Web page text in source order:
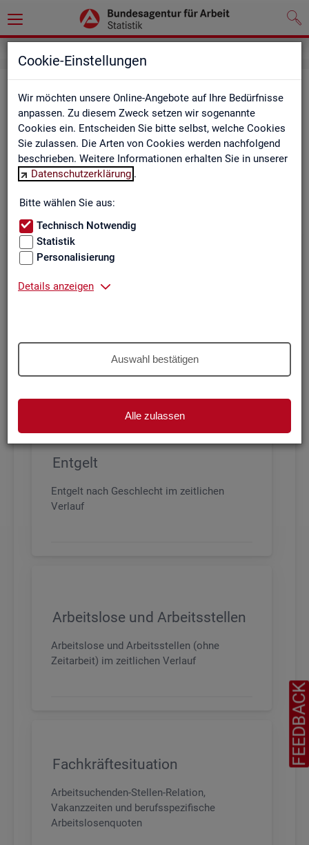
Cookie-Einstellungen
Wir möchten unsere Online-Angebote auf Ihre Bedürfnisse
anpassen. Zu diesem Zweck setzen wir sogenannte
Cookies ein. Entscheiden Sie bitte selbst, welche Cookies
Sie zulassen. Die Arten von Cookies werden nachfolgend
beschrieben. Weitere Informationen erhalten Sie in unserer
Datenschutzerklärung .
Bitte wählen Sie aus:
Technisch Notwendig
Statistik
Personalisierung
Details anzeigen
Auswahl bestätigen
Alle zulassen
Be­ru­fe auf einen Blick
Die Dia­gram­me und Ta­bel­len wer­den jähr­lich ak­tua­li­siert und
ent­hal­ten In­for­ma­tio­nen zu den The­men Be­schäf­ti­gung, Ent­
gelt, Ar­beits­lo­sig­keit, ge­mel­de­te Ar­beits­stel­len und Fach­kräf­
te­be­darf aller Be­ru­fe sowie der MINT- und In­ge­nieur­be­ru­fe dif­
fe­ren­ziert nach dem An­for­de­rungs­ni­veau (z.B. Fach­kräf­te) für
Deutsch­land, Län­der und Agen­tur­be­zir­ke
Bitte wäh­len Sie ein Thema aus
Arbeitszeit und Anforderungsniveau, sowie
den wichtigsten Branchen
Entgelt
Entgelt nach Geschlecht im zeitlichen
Verlauf
Arbeitslose und Arbeitsstellen
Arbeitslose und Arbeitsstellen (ohne
Zeitarbeit) im zeitlichen Verlauf
Fachkräftesituation
Arbeitsuchenden-Stellen-Relation,
Vakanzzeiten und berufsspezifische
Arbeitslosenquoten
FEEDBACK